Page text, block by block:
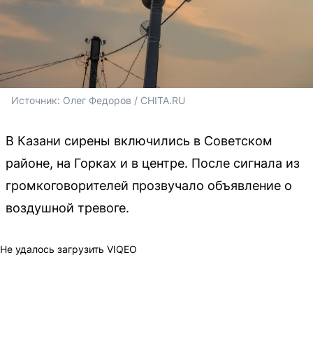
Источник: Олег Федоров / CHITA.RU
В Казани сирены включились в Советском
районе, на Горках и в центре. После сигнала из
громкоговорителей прозвучало объявление о
воздушной тревоге.
Не удалось загрузить VIQEO